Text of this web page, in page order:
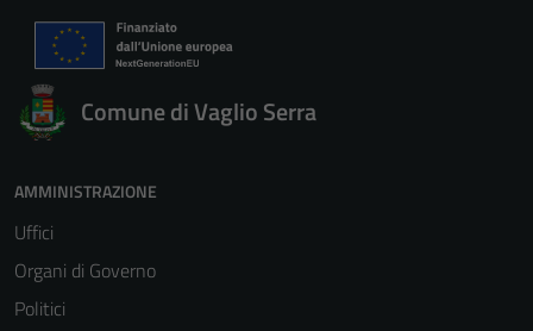
Comune di Vaglio Serra
AMMINISTRAZIONE
Uffici
Organi di Governo
Politici